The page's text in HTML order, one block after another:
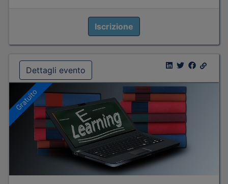
Iscrizione
Dettagli evento
Gratuito